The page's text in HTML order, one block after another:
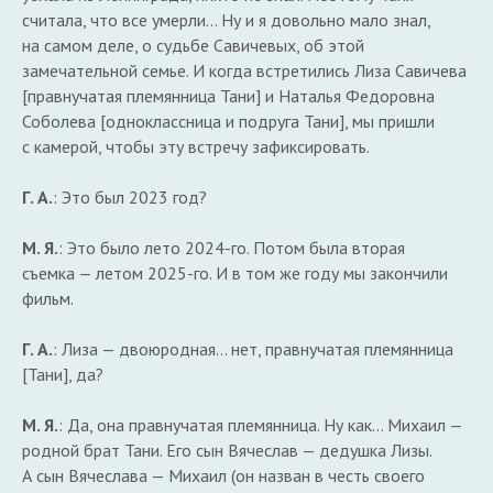
считала, что все умерли… Ну и я довольно мало знал,
на самом деле, о судьбе Савичевых, об этой
замечательной семье. И когда встретились Лиза Савичева
[правнучатая племянница Тани] и Наталья Федоровна
Соболева [одноклассница и подруга Тани], мы пришли
с камерой, чтобы эту встречу зафиксировать.
Г. А.: Это был 2023 год?
М. Я.: Это было лето 2024-го. Потом была вторая
съемка — летом 2025-го. И в том же году мы закончили
фильм.
Г. А.: Лиза — двоюродная… нет, правнучатая племянница
[Тани], да?
М. Я.: Да, она правнучатая племянница. Ну как… Михаил —
родной брат Тани. Его сын Вячеслав — дедушка Лизы.
А сын Вячеслава — Михаил (он назван в честь своего